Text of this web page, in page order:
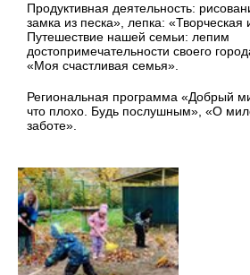
Продуктивная деятельность: р
замка из песка», лепка: «Творческая
Путешествие нашей семьи: лепим
достопримечательности своего
«Моя счастливая семья».
Региональная программа «Добрый
что плохо. Будь послушным», «О
заботе».